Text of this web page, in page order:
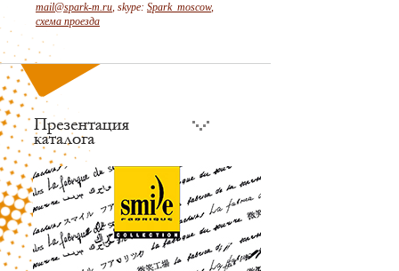
mail@spark-m.ru, skype: Spark_moscow,
схема проезда